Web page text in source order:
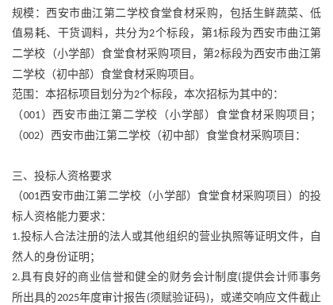
规模：西安市曲江第二学校食堂食材采购，包括生鲜蔬菜、低
值易耗、干货调料，共分为2个标段，第1标段为西安市曲江第
二学校（小学部）食堂食材采购项目，第2标段为西安市曲江第
二学校（初中部）食堂食材采购项目。
范围：本招标项目划分为2个标段，本次招标为其中的：
（001）西安市曲江第二学校（小学部）食堂食材采购项目；
（002）西安市曲江第二学校（初中部）食堂食材采购项目：
三、投标人资格要求
（001西安市曲江第二学校（小学部）食堂食材采购项目）的投
标人资格能力要求：
1.投标人合法注册的法人或其他组织的营业执照等证明文件，自
然人的身份证明；
2.具有良好的商业信誉和健全的财务会计制度(提供会计师事务
所出具的2025年度审计报告(须赋验证码 )，或递交响应文件截止